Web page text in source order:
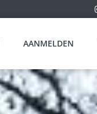
AANMELDEN